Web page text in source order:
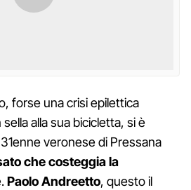
forse una crisi epilettica
alla sua bicicletta, si è
veronese di Pressana
che costeggia la
Paolo Andreetto, questo il